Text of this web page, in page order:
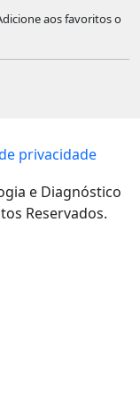
aos favoritos o
privacidade
e Diagnóstico
Reservados.